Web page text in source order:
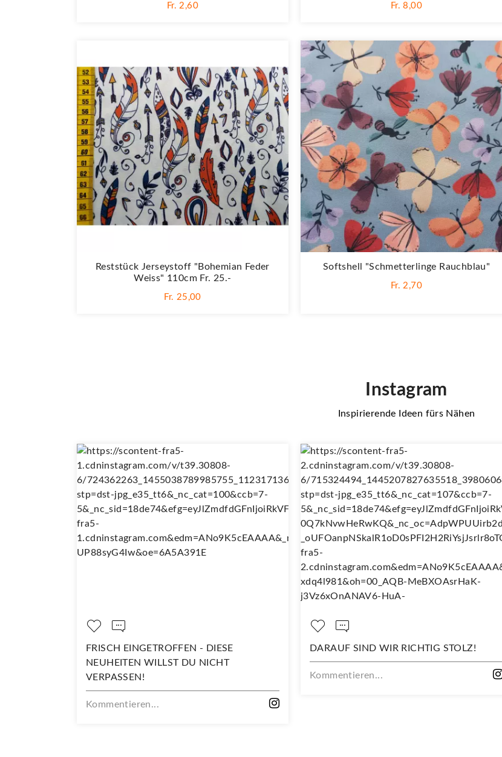
Fr. 2,60
Reststück Jerseystoff "Bohemian Feder
Weiss" 110cm Fr. 25.-
Fr. 25,00
Fr. 8,00
Softshell "Schmetterlinge Rauchblau"
Fr. 2,70
Instagram
Inspirierende Ideen fürs Nähen
- DIESE
WILLST DU NICHT
DARAUF SIND WIR RICHTIG STOLZ!
DEIN NEUES
MIT DIESEM STOFF